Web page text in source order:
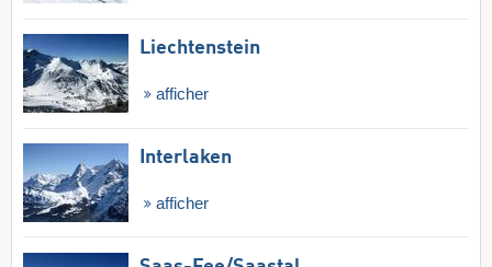
Liechtenstein
afficher
Interlaken
afficher